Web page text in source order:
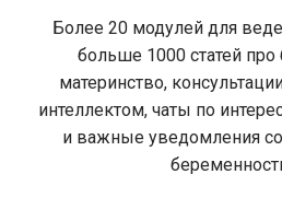
Более 20 модулей для
больше 1000 статей
материнство,
интеллектом, чаты по
и важные уведомления